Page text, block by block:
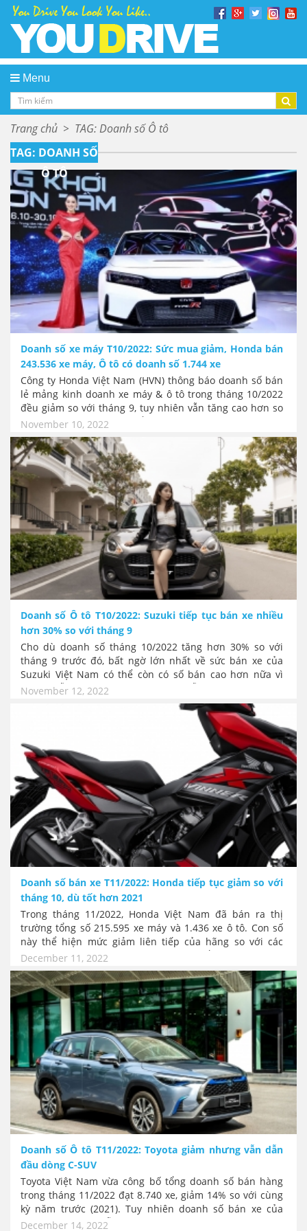
Menu
Trang chủ > TAG: Doanh số Ô tô
TAG: DOANH SỐ
Ô TÔ
Doanh số xe máy T10/2022: Sức mua giảm, Honda bán
243.536 xe máy, Ô tô có doanh số 1.744 xe
Công ty Honda Việt Nam (HVN) thông báo doanh số bán
lẻ mảng kinh doanh xe máy & ô tô trong tháng 10/2022
đều giảm so với tháng 9, tuy nhiên vẫn tăng cao hơn so
với cùng kỳ năm 2021. Tổng doanh số bán xe máy đạt
243.536 xe, doanh số bán ô tô trong tháng 11 đạt 1.744
xe. Trung bình mỗi ngày tháng 10 người dân Việt Nam
mua tới 7.856 chiếc xe máy Honda.
November 10, 2022
Doanh số Ô tô T10/2022: Suzuki tiếp tục bán xe nhiều
hơn 30% so với tháng 9
Cho dù doanh số tháng 10/2022 tăng hơn 30% so với
tháng 9 trước đó, bất ngờ lớn nhất về sức bán xe của
Suzuki Việt Nam có thể còn có số bán cao hơn nữa vì
nhiều mẫu xe ăn khách của Suzuki vẫn đang khan hiếm
November 12, 2022
Doanh số bán xe T11/2022: Honda tiếp tục giảm so với
tháng 10, dù tốt hơn 2021
Trong tháng 11/2022, Honda Việt Nam đã bán ra thị
trường tổng số 215.595 xe máy và 1.436 xe ô tô. Con số
này thể hiện mức giảm liên tiếp của hãng so với các
tháng trước, bất chấp giai đoạn mua sắm xe trước Tết
đang tới gần. Tuy nhiên doanh số của Honda Việt Nam
trong tháng 11 vẫn lớn hơn so với cùng kỳ năm 2021.
December 11, 2022
Doanh số Ô tô T11/2022: Toyota giảm nhưng vẫn dẫn
đầu dòng C-SUV
Toyota Việt Nam vừa công bố tổng doanh số bán hàng
trong tháng 11/2022 đạt 8.740 xe, giảm 14% so với cùng
kỳ năm trước (2021). Tuy nhiên doanh số bán xe của
Toyota Việt Nam vẫn tiếp tục đứng đầu toàn thị trường
December 14, 2022